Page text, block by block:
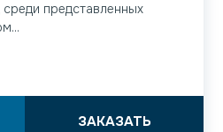
представленных
ЗАКАЗАТЬ